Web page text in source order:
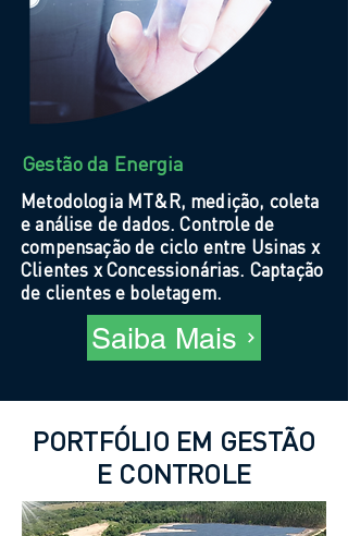
Gestão da Energia
Metodologia MT&R, medição, coleta
e análise de dados. Controle de
compensação de ciclo entre Usinas x
Clientes x Concessionárias. Captação
de clientes e boletagem.
Saiba Mais
PORTFÓLIO EM GESTÃO
E CONTROLE